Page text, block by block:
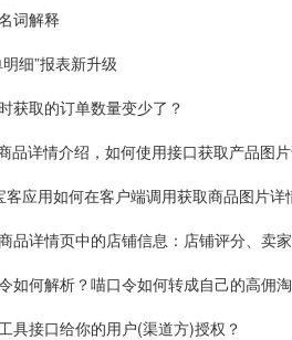
词解释
细”报表新升级
获取的订单数量变少了？
品详情介绍，如何使用接口获取产品图
客应用如何在客户端调用获取商品图片详
品详情页中的店铺信息：店铺评分、卖
如何解析？喵口令如何转成自己的高佣
具接口给你的用户(渠道方)授权？